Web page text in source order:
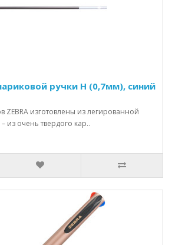
ручки Н (0,7мм), синий
ZEBRA изготовлены из легированной
из очень твердого кар..